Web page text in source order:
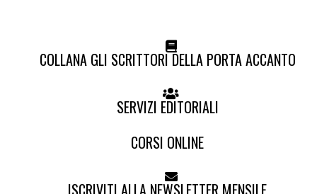
COLLANA GLI SCRITTORI DELLA PORTA ACCANTO
SERVIZI EDITORIALI
CORSI ONLINE